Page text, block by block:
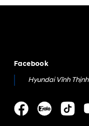
Facebook
Hyundai Vĩnh Thịnh